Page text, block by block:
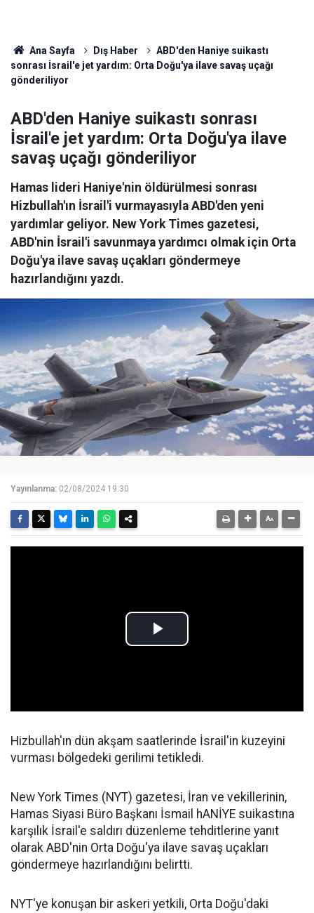
Ana Sayfa Dış Haber
ABD'den Haniye suikastı
sonrası İsrail'e jet yardım: Orta Doğu'ya ilave savaş uçağı
gönderiliyor
ABD'den Haniye suikastı sonrası
İsrail'e jet yardım: Orta Doğu'ya ilave
savaş uçağı gönderiliyor
Hamas lideri Haniye'nin öldürülmesi sonrası
Hizbullah'ın İsrail'i vurmayasıyla ABD'den yeni
yardımlar geliyor. New York Times gazetesi,
ABD'nin İsrail'i savunmaya yardımcı olmak için Orta
Doğu'ya ilave savaş uçakları göndermeye
hazırlandığını yazdı.
Yayınlanma: 02/08/2024 19:30
Hizbullah'ın dün akşam saatlerinde İsrail'in kuzeyini
vurması bölgedeki gerilimi tetikledi.
New York Times (NYT) gazetesi, İran ve vekillerinin,
Hamas Siyasi Büro Başkanı İsmail hANİYE suikastına
karşılık İsrail'e saldırı düzenleme tehditlerine yanıt
olarak ABD'nin Orta Doğu'ya ilave savaş uçakları
göndermeye hazırlandığını belirtti.
NYT'ye konuşan bir askeri yetkili, Orta Doğu'daki